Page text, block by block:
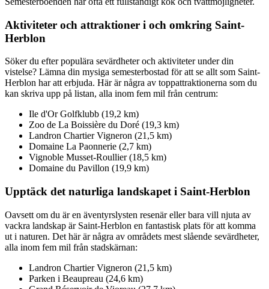
Aktiviteter och attraktioner i och omkring Saint-
Herblon
Söker du efter populära sevärdheter och aktiviteter under din
vistelse? Lämna din mysiga semesterbostad för att se allt som Saint-
Herblon har att erbjuda. Här är några av toppattraktionerna som du
kan skriva upp på listan, alla inom fem mil från centrum:
Ile d'Or Golfklubb (19,2 km)
Zoo de La Boissière du Doré (19,3 km)
Landron Chartier Vigneron (21,5 km)
Domaine La Paonnerie (2,7 km)
Vignoble Musset-Roullier (18,5 km)
Domaine du Pavillon (19,9 km)
Upptäck det naturliga landskapet i Saint-Herblon
Oavsett om du är en äventyrslysten resenär eller bara vill njuta av
vackra landskap är Saint-Herblon en fantastisk plats för att komma
ut i naturen. Det här är några av områdets mest slående sevärdheter,
alla inom fem mil från stadskärnan:
Landron Chartier Vigneron (21,5 km)
Parken i Beaupreau (24,6 km)